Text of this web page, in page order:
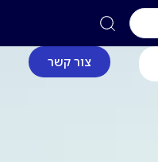
צור קשר